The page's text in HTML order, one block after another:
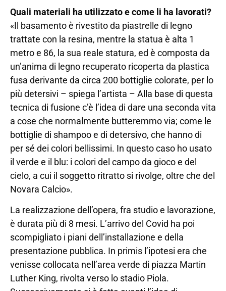
Quali materiali ha utilizzato e come li ha lavorati?
«Il basamento è rivestito da piastrelle di legno
trattate con la resina, mentre la statua è alta 1
metro e 86, la sua reale statura, ed è composta da
un’anima di legno recuperato ricoperta da plastica
fusa derivante da circa 200 bottiglie colorate, per lo
più detersivi – spiega l’artista – Alla base di questa
tecnica di fusione c’è l’idea di dare una seconda vita
a cose che normalmente butteremmo via; come le
bottiglie di shampoo e di detersivo, che hanno di
per sé dei colori bellissimi. In questo caso ho usato
il verde e il blu: i colori del campo da gioco e del
cielo, a cui il soggetto ritratto si rivolge, oltre che del
Novara Calcio».
La realizzazione dell’opera, fra studio e lavorazione,
è durata più di 8 mesi. L’arrivo del Covid ha poi
scompigliato i piani dell’installazione e della
presentazione pubblica. In primis l’ipotesi era che
venisse collocata nell’area verde di piazza Martin
Luther King, rivolta verso lo stadio Piola.